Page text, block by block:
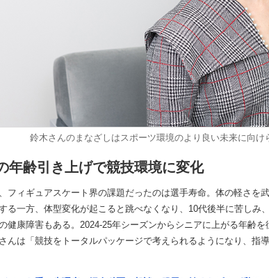
鈴木さんのまなざしはスポーツ環境のより良い未来に向け
年齢引き上げで競技環境に変化
フィギュアスケート界の課題だったのは選手寿命。体の軽さを
る一方、体型変化が起こると跳べなくなり、10代後半に苦しみ
健康障害もある。2024-25年シーズンからシニアに上がる年齢
んは「競技をトータルパッケージで考えられるようになり、指